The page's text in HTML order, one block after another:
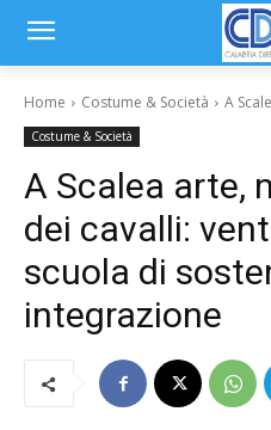
Home Costume & Società A
Costume & Società
A Scalea arte,
dei cavalli:
scuola di
integrazione